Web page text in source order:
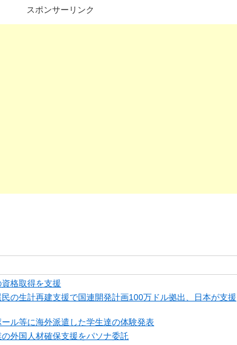
スポンサーリンク
格取得を支援
の生計再建支援で国連開発計画100万ドル拠出、日本が支援
ル等に海外派遣した学生達の体験発表
外国人材確保支援をパソナ委託